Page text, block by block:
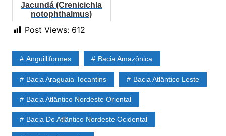
Jacundá (Crenicichla
notophthalmus)
Post Views: 612
Anguilliformes Bacia Amazônica
Bacia Araguaia Tocantins Bacia Atlântico Leste
Bacia Atlântico Nordeste Oriental
Bacia Do Atlântico Nordeste Ocidental